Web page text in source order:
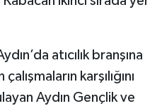
atıcılık branşına
karşılığını
Aydın Gençlik ve